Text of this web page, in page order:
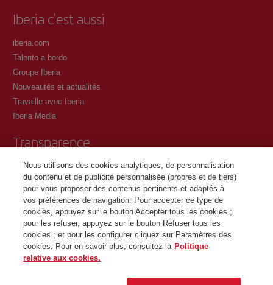
Iberia c'est aussi
iberia.com
Talento a bordo
Groupe Iberia
Nouveautés et actualités
Travaille avec Iberia
Iberia Media
Transparence
Conditions générales du programme Iberia Club
Conditions d'inscription sur iberia.com
Politique de protection des données personnelles
Gestion et politique relative aux cookies
Contactez
©Iberia Joven 2026. Tous droits réservés.
Nous utilisons des cookies analytiques, de personnalisation
du contenu et de publicité personnalisée (propres et de tiers)
pour vous proposer des contenus pertinents et adaptés à
vos préférences de navigation. Pour accepter ce type de
cookies, appuyez sur le bouton Accepter tous les cookies ;
pour les refuser, appuyez sur le bouton Refuser tous les
cookies ; et pour les configurer cliquez sur Paramètres des
cookies. Pour en savoir plus, consultez la Politique
relative aux cookies.